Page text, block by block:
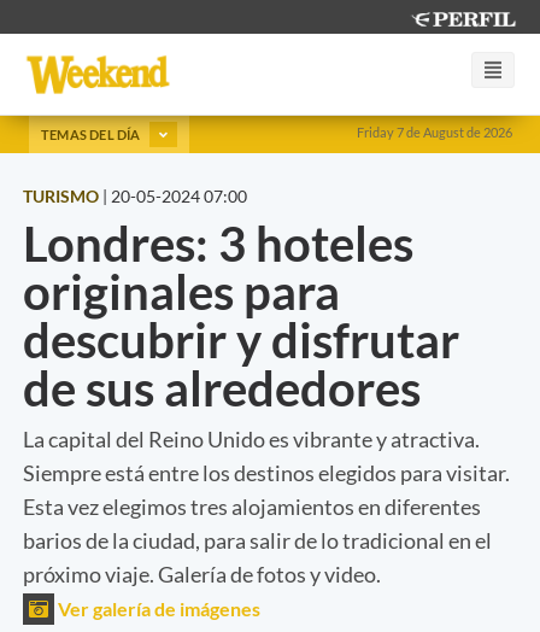
Friday 7 de August de 2026
TEMAS DEL DÍA
TURISMO | 20-05-2024 07:00
Londres: 3 hoteles
originales para
descubrir y disfrutar
de sus alrededores
La capital del Reino Unido es vibrante y atractiva.
Siempre está entre los destinos elegidos para visitar.
Esta vez elegimos tres alojamientos en diferentes
barios de la ciudad, para salir de lo tradicional en el
próximo viaje. Galería de fotos y video.
Ver galería de imágenes